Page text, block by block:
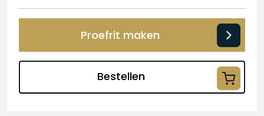
Proefrit maken
Bestellen